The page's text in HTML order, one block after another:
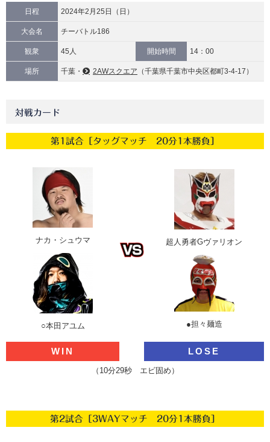
日程 2024年2月25日（日）
大会名 チーバトル186
観衆 45人 開始時間 14：00
場所 千葉・ 2AWスクエア （千葉県千葉市中央区都町3-4-17）
対戦カード
第1試合［タッグマッチ 20分1本勝負］
ナカ・シュウマ
○本田アユム
超人勇者Gヴァリオン
●担々麺造
WIN LOSE
（10分29秒 エビ固め）
第2試合［3WAYマッチ 20分1本勝負］